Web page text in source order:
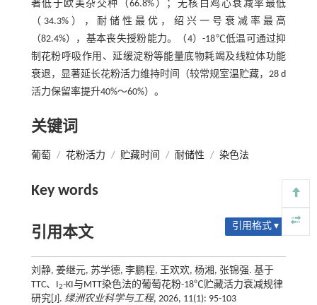
著低于欧美杂交种（66.8%）；无核白鸡心衰减率最低
（34.3%），耐储性最优，绍兴一号衰减率最高
（82.4%），基本丧失授粉能力。（4）-18℃低温可通过抑
制花粉呼吸作用、延缓淀粉等能量底物耗竭及线粒体功能
衰退，显著延长花粉活力维持时间（较常规室温贮藏，28 d
活力保留率提升40%～60%）。
关键词
葡萄 / 花粉活力 / 贮藏时间 / 耐储性 / 染色法
Key words
引用本文 引用格式 ▾
刘静, 姜继元, 苏学德, 李鹏程, 王欢欢, 杨湘, 张锦强. 基于
TTC、I2-KI与MTT染色法的葡萄花粉-18℃贮藏活力衰减规律
研究[J]. 绿洲农业科学与工程, 2026, 11(1): 95-103